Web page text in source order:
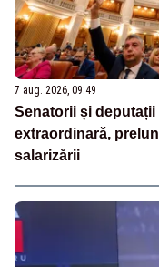
7 aug. 2026, 09:49
Senatorii și deputații
extraordinară,
salarizării